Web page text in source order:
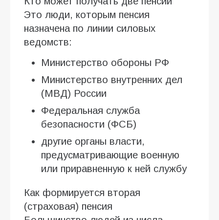
Это люди, которым пенсия
назначена по линии силовых
ведомств:
Министерство обороны РФ
Министерство внутренних дел
(МВД) России
Федеральная служба
безопасности (ФСБ)
другие органы власти,
предусматривающие военную
или приравненную к ней службу
Как формируется вторая
(страховая) пенсия